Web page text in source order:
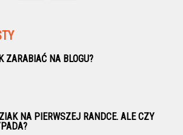
ZARABIAĆ NA BLOGU?
NA PIERWSZEJ RANDCE. ALE CZY